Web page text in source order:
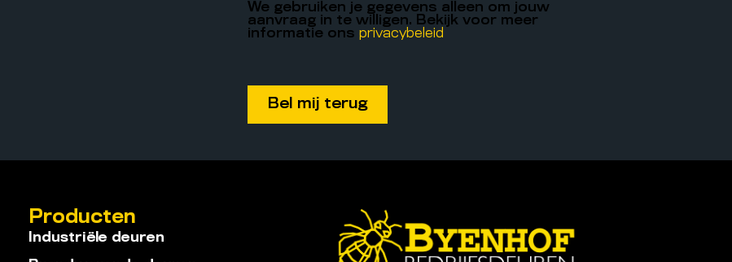
We gebruiken je gegevens alleen om jouw
aanvraag in te willigen. Bekijk voor meer
informatie onsprivacybeleid
Producten
Industriële deuren